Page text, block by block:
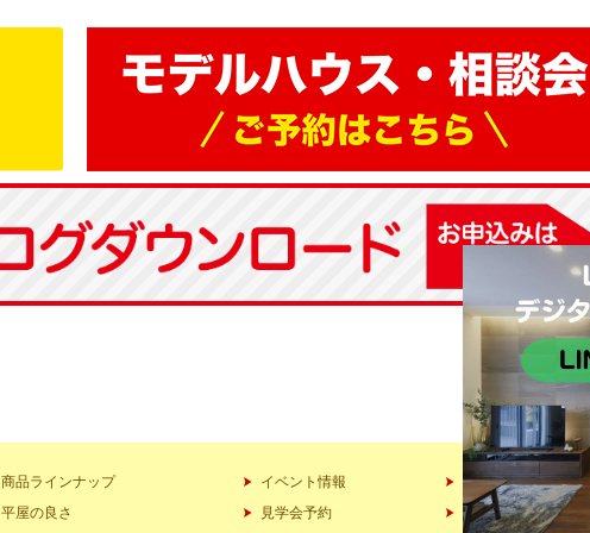
商品ラインナップ
平屋の良さ
イベント情報
見学会予約
会社情報
スタッフ紹介